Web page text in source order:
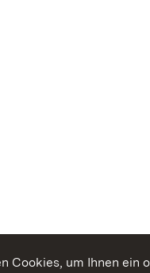
Cookies, um Ihnen ein